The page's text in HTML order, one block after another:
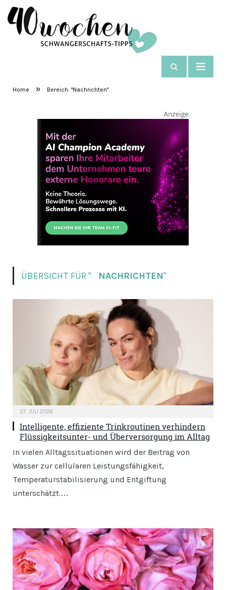
SchwangerschaftsTipps
Home » Bereich: "Nachrichten"
ÜBERSICHT FÜR " NACHRICHTEN"
27. JULI 2026
Intelligente, effiziente Trinkroutinen verhindern
Flüssigkeitsunter- und Überversorgung im Alltag
In vielen Alltagssituationen wird der Beitrag von
Wasser zur cellularen Leistungsfähigkeit,
Temperaturstabilisierung und Entgiftung
unterschätzt.…